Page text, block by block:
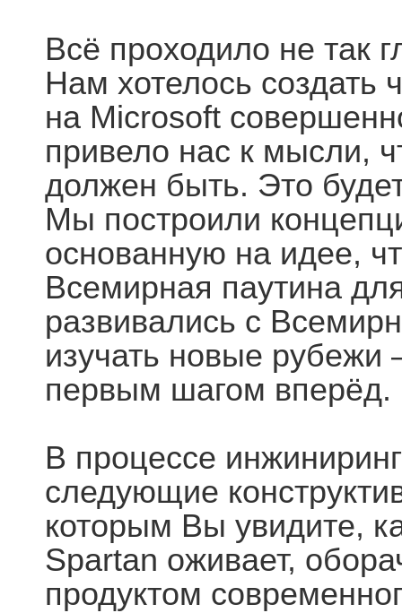
Всё проходило не так
Нам хотелось создать
на Microsoft
привело нас к мысли,
должен быть. Это
Мы построили
основанную на идее,
Всемирная паутина
развивались с
изучать новые рубежи
первым шагом вперёд.
В процессе
следующие
которым Вы увидите,
Spartan оживает,
продуктом